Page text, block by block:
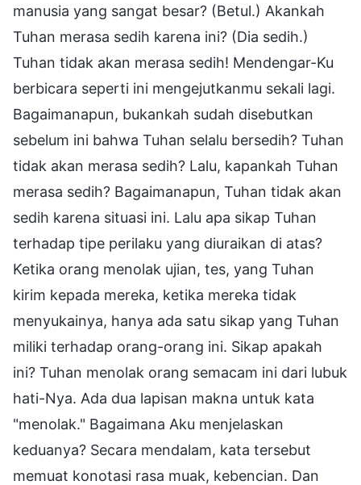
manusia yang sangat besar? (Betul.) Akankah
Tuhan merasa sedih karena ini? (Dia sedih.)
Tuhan tidak akan merasa sedih! Mendengar-Ku
berbicara seperti ini mengejutkanmu sekali lagi.
Bagaimanapun, bukankah sudah disebutkan
sebelum ini bahwa Tuhan selalu bersedih? Tuhan
tidak akan merasa sedih? Lalu, kapankah Tuhan
merasa sedih? Bagaimanapun, Tuhan tidak akan
sedih karena situasi ini. Lalu apa sikap Tuhan
terhadap tipe perilaku yang diuraikan di atas?
Ketika orang menolak ujian, tes, yang Tuhan
kirim kepada mereka, ketika mereka tidak
menyukainya, hanya ada satu sikap yang Tuhan
miliki terhadap orang-orang ini. Sikap apakah
ini? Tuhan menolak orang semacam ini dari lubuk
hati-Nya. Ada dua lapisan makna untuk kata
"menolak." Bagaimana Aku menjelaskan
keduanya? Secara mendalam, kata tersebut
memuat konotasi rasa muak, kebencian. Dan